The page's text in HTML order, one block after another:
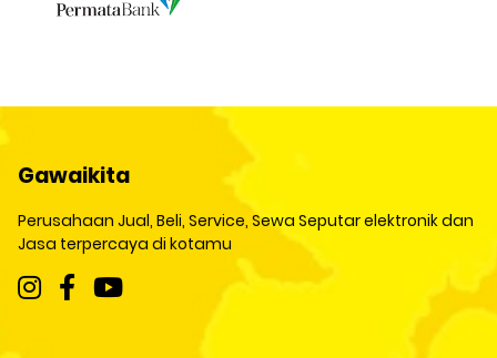
Gawaikita
Perusahaan Jual, Beli, Service, Sewa Seputar elektronik dan
Jasa terpercaya di kotamu